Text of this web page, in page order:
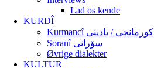
Lad os kende
KURDÎ
Kurmancî کورمانجی / بادینی
Soranî سۆرانی
Øvrige dialekter
KULTUR